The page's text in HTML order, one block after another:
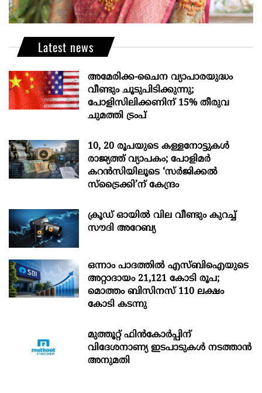
Latest news
അമേരിക്ക-ചൈന വ്യാപാരയുദ്ധം
വീണ്ടും ചൂടുപിടിക്കുന്നു;
പോളിസിലിക്കണിന് 15% തീരുവ
ചുമത്തി ട്രംപ്
10, 20 രൂപയുടെ കള്ളനോട്ടുകൾ
രാജ്യത്ത് വ്യാപകം; പോളിമർ
കറൻസിയിലൂടെ ‘സർജിക്കൽ
സ്ട്രെെക്കി’ന് കേന്ദ്രം
ക്രൂഡ് ഓയിൽ വില വീണ്ടും കുറച്ച്
സൗദി അറേബ്യ
ഒന്നാം പാദത്തിൽ എസ്ബിഐയുടെ
അറ്റാദായം 21,121 കോടി രൂപ;
മൊത്തം ബിസിനസ് 110 ലക്ഷം
കോടി കടന്നു
മുത്തൂറ്റ് ഫിൻകോർപ്പിന്
വിദേശനാണ്യ ഇടപാടുകൾ നടത്താൻ
അനുമതി